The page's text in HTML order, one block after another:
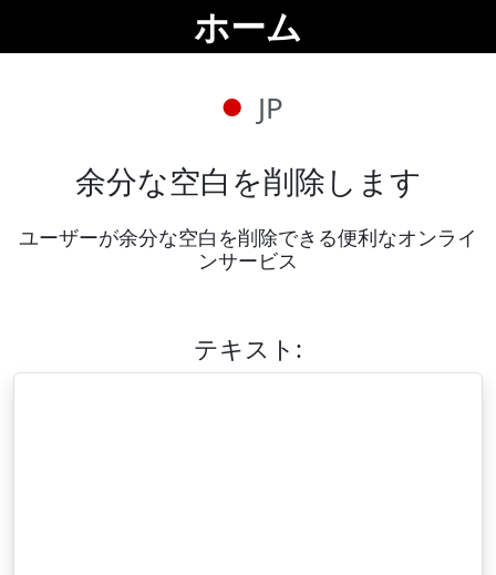
ホーム
JP
余分な空白を削除します
ユーザーが余分な空白を削除できる便利なオンライ
ンサービス
テキスト: